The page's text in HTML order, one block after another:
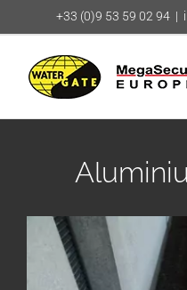
till
innehållet
+33 (0)9 53 59 02 94 |